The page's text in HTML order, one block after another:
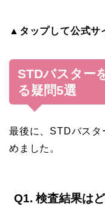
▲タップして公式サ
STDバスター
る疑問5選
最後に、STDバスタ
めました。
Q1. 検査結果は